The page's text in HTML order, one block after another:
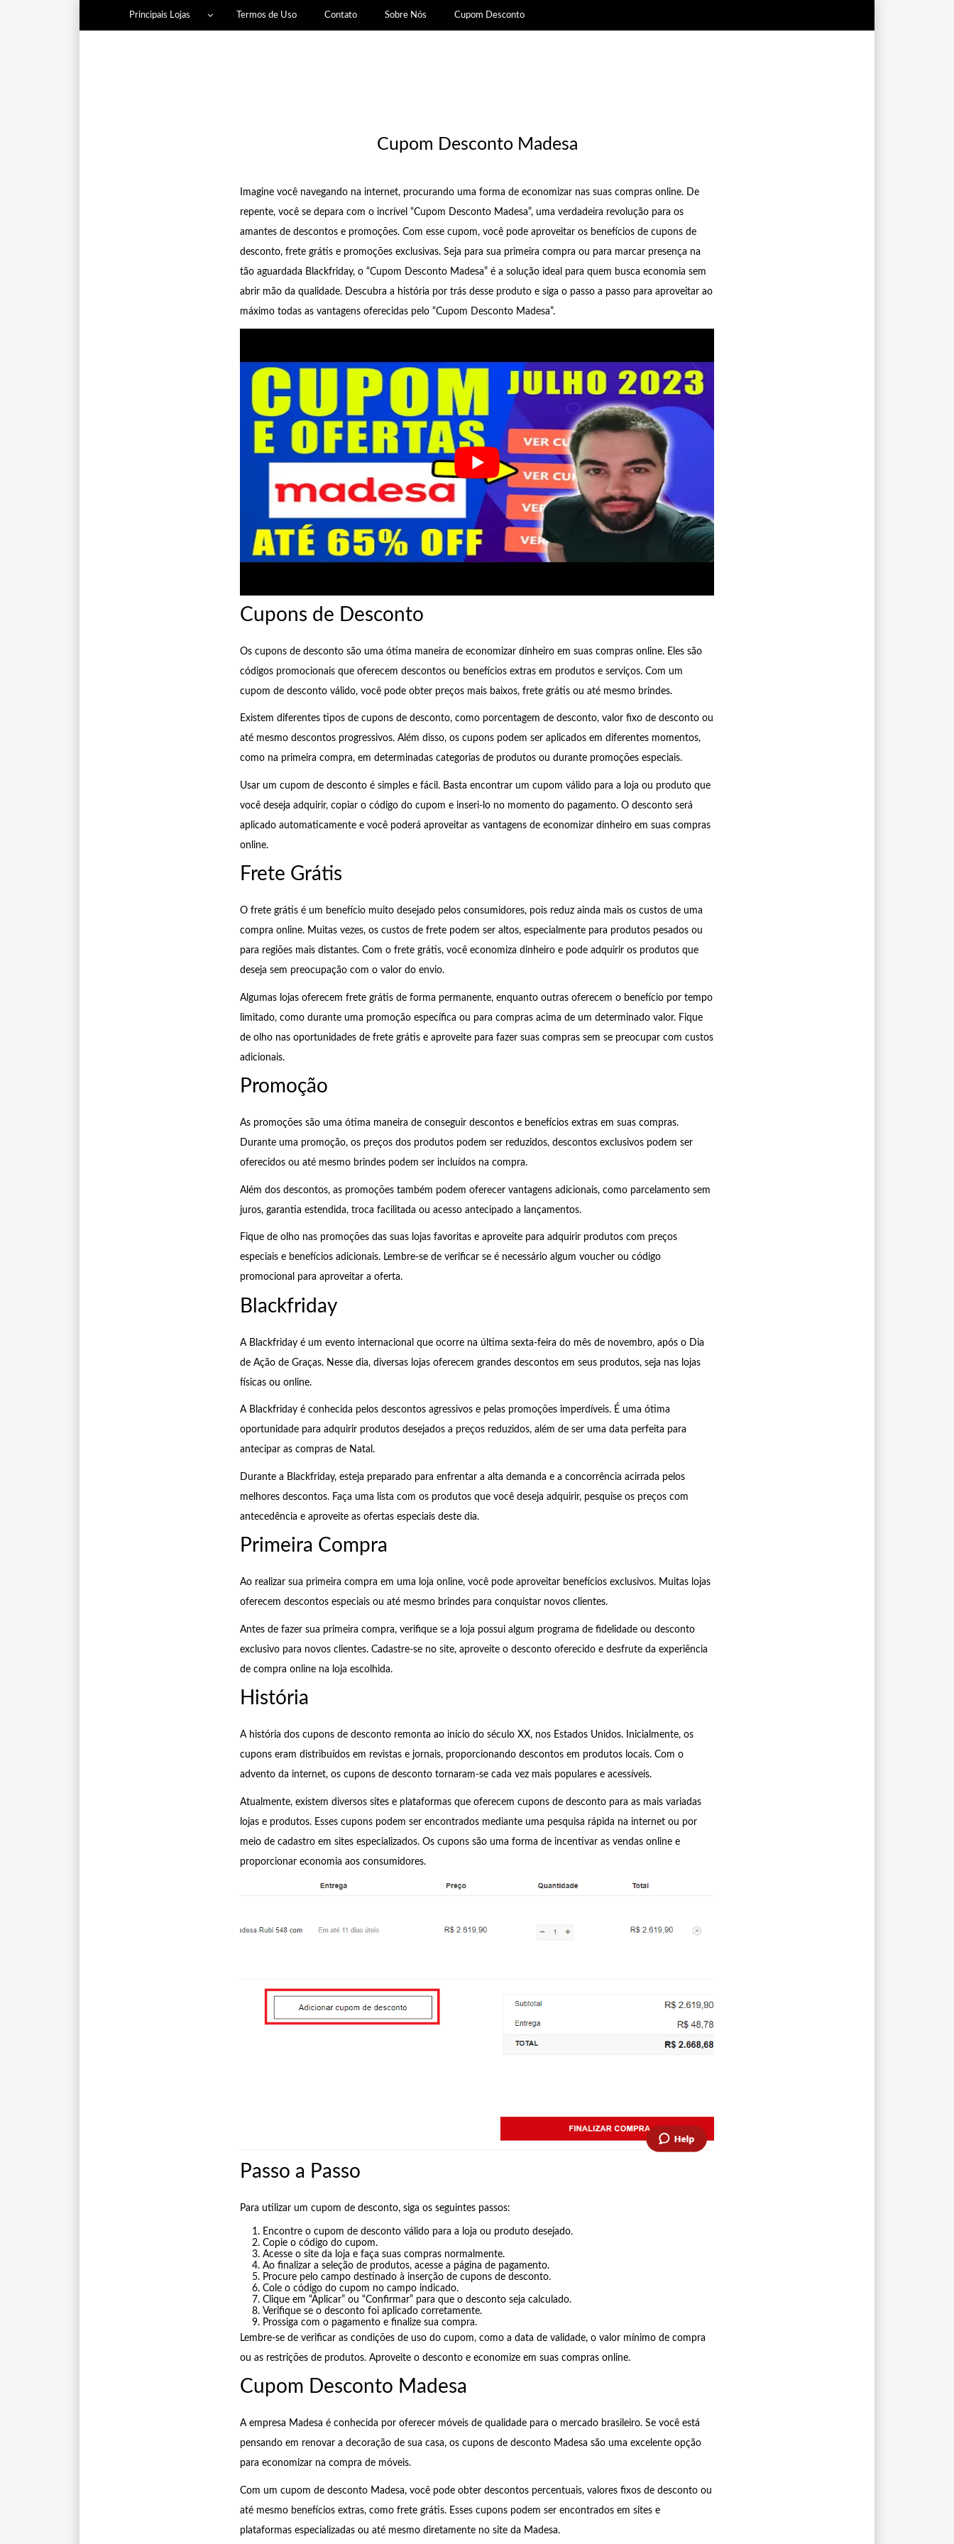
Principais Lojas Termos de Uso Contato Sobre Nós Cupom Desconto
Cupom Desconto Madesa
Imagine você navegando na internet, procurando uma forma de economizar nas suas compras online. De
repente, você se depara com o incrível “Cupom Desconto Madesa”, uma verdadeira revolução para os
amantes de descontos e promoções. Com esse cupom, você pode aproveitar os benefícios de cupons de
desconto, frete grátis e promoções exclusivas. Seja para sua primeira compra ou para marcar presença na
tão aguardada Blackfriday, o “Cupom Desconto Madesa” é a solução ideal para quem busca economia sem
abrir mão da qualidade. Descubra a história por trás desse produto e siga o passo a passo para aproveitar ao
máximo todas as vantagens oferecidas pelo “Cupom Desconto Madesa”.
Cupons de Desconto
Os cupons de desconto são uma ótima maneira de economizar dinheiro em suas compras online. Eles são
códigos promocionais que oferecem descontos ou benefícios extras em produtos e serviços. Com um
cupom de desconto válido, você pode obter preços mais baixos, frete grátis ou até mesmo brindes.
Existem diferentes tipos de cupons de desconto, como porcentagem de desconto, valor fixo de desconto ou
até mesmo descontos progressivos. Além disso, os cupons podem ser aplicados em diferentes momentos,
como na primeira compra, em determinadas categorias de produtos ou durante promoções especiais.
Usar um cupom de desconto é simples e fácil. Basta encontrar um cupom válido para a loja ou produto que
você deseja adquirir, copiar o código do cupom e inseri-lo no momento do pagamento. O desconto será
aplicado automaticamente e você poderá aproveitar as vantagens de economizar dinheiro em suas compras
online.
Frete Grátis
O frete grátis é um benefício muito desejado pelos consumidores, pois reduz ainda mais os custos de uma
compra online. Muitas vezes, os custos de frete podem ser altos, especialmente para produtos pesados ou
para regiões mais distantes. Com o frete grátis, você economiza dinheiro e pode adquirir os produtos que
deseja sem preocupação com o valor do envio.
Algumas lojas oferecem frete grátis de forma permanente, enquanto outras oferecem o benefício por tempo
limitado, como durante uma promoção específica ou para compras acima de um determinado valor. Fique
de olho nas oportunidades de frete grátis e aproveite para fazer suas compras sem se preocupar com custos
adicionais.
Promoção
As promoções são uma ótima maneira de conseguir descontos e benefícios extras em suas compras.
Durante uma promoção, os preços dos produtos podem ser reduzidos, descontos exclusivos podem ser
oferecidos ou até mesmo brindes podem ser incluídos na compra.
Além dos descontos, as promoções também podem oferecer vantagens adicionais, como parcelamento sem
juros, garantia estendida, troca facilitada ou acesso antecipado a lançamentos.
Fique de olho nas promoções das suas lojas favoritas e aproveite para adquirir produtos com preços
especiais e benefícios adicionais. Lembre-se de verificar se é necessário algum voucher ou código
promocional para aproveitar a oferta.
Blackfriday
A Blackfriday é um evento internacional que ocorre na última sexta-feira do mês de novembro, após o Dia
de Ação de Graças. Nesse dia, diversas lojas oferecem grandes descontos em seus produtos, seja nas lojas
físicas ou online.
A Blackfriday é conhecida pelos descontos agressivos e pelas promoções imperdíveis. É uma ótima
oportunidade para adquirir produtos desejados a preços reduzidos, além de ser uma data perfeita para
antecipar as compras de Natal.
Durante a Blackfriday, esteja preparado para enfrentar a alta demanda e a concorrência acirrada pelos
melhores descontos. Faça uma lista com os produtos que você deseja adquirir, pesquise os preços com
antecedência e aproveite as ofertas especiais deste dia.
Primeira Compra
Ao realizar sua primeira compra em uma loja online, você pode aproveitar benefícios exclusivos. Muitas lojas
oferecem descontos especiais ou até mesmo brindes para conquistar novos clientes.
Antes de fazer sua primeira compra, verifique se a loja possui algum programa de fidelidade ou desconto
exclusivo para novos clientes. Cadastre-se no site, aproveite o desconto oferecido e desfrute da experiência
de compra online na loja escolhida.
História
A história dos cupons de desconto remonta ao início do século XX, nos Estados Unidos. Inicialmente, os
cupons eram distribuídos em revistas e jornais, proporcionando descontos em produtos locais. Com o
advento da internet, os cupons de desconto tornaram-se cada vez mais populares e acessíveis.
Atualmente, existem diversos sites e plataformas que oferecem cupons de desconto para as mais variadas
lojas e produtos. Esses cupons podem ser encontrados mediante uma pesquisa rápida na internet ou por
meio de cadastro em sites especializados. Os cupons são uma forma de incentivar as vendas online e
proporcionar economia aos consumidores.
Passo a Passo
Para utilizar um cupom de desconto, siga os seguintes passos:
Encontre o cupom de desconto válido para a loja ou produto desejado.
Copie o código do cupom.
Acesse o site da loja e faça suas compras normalmente.
Ao finalizar a seleção de produtos, acesse a página de pagamento.
Procure pelo campo destinado à inserção de cupons de desconto.
Cole o código do cupom no campo indicado.
Clique em “Aplicar” ou “Confirmar” para que o desconto seja calculado.
Verifique se o desconto foi aplicado corretamente.
Prossiga com o pagamento e finalize sua compra.
Lembre-se de verificar as condições de uso do cupom, como a data de validade, o valor mínimo de compra
ou as restrições de produtos. Aproveite o desconto e economize em suas compras online.
Cupom Desconto Madesa
A empresa Madesa é conhecida por oferecer móveis de qualidade para o mercado brasileiro. Se você está
pensando em renovar a decoração de sua casa, os cupons de desconto Madesa são uma excelente opção
para economizar na compra de móveis.
Com um cupom de desconto Madesa, você pode obter descontos percentuais, valores fixos de desconto ou
até mesmo benefícios extras, como frete grátis. Esses cupons podem ser encontrados em sites e
plataformas especializadas ou até mesmo diretamente no site da Madesa.